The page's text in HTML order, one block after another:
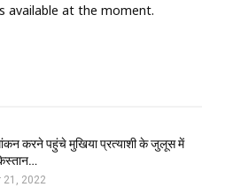
available at the moment.
करने पहुंचे मुखिया प्रत्याशी के जुलूस में
21, 2022